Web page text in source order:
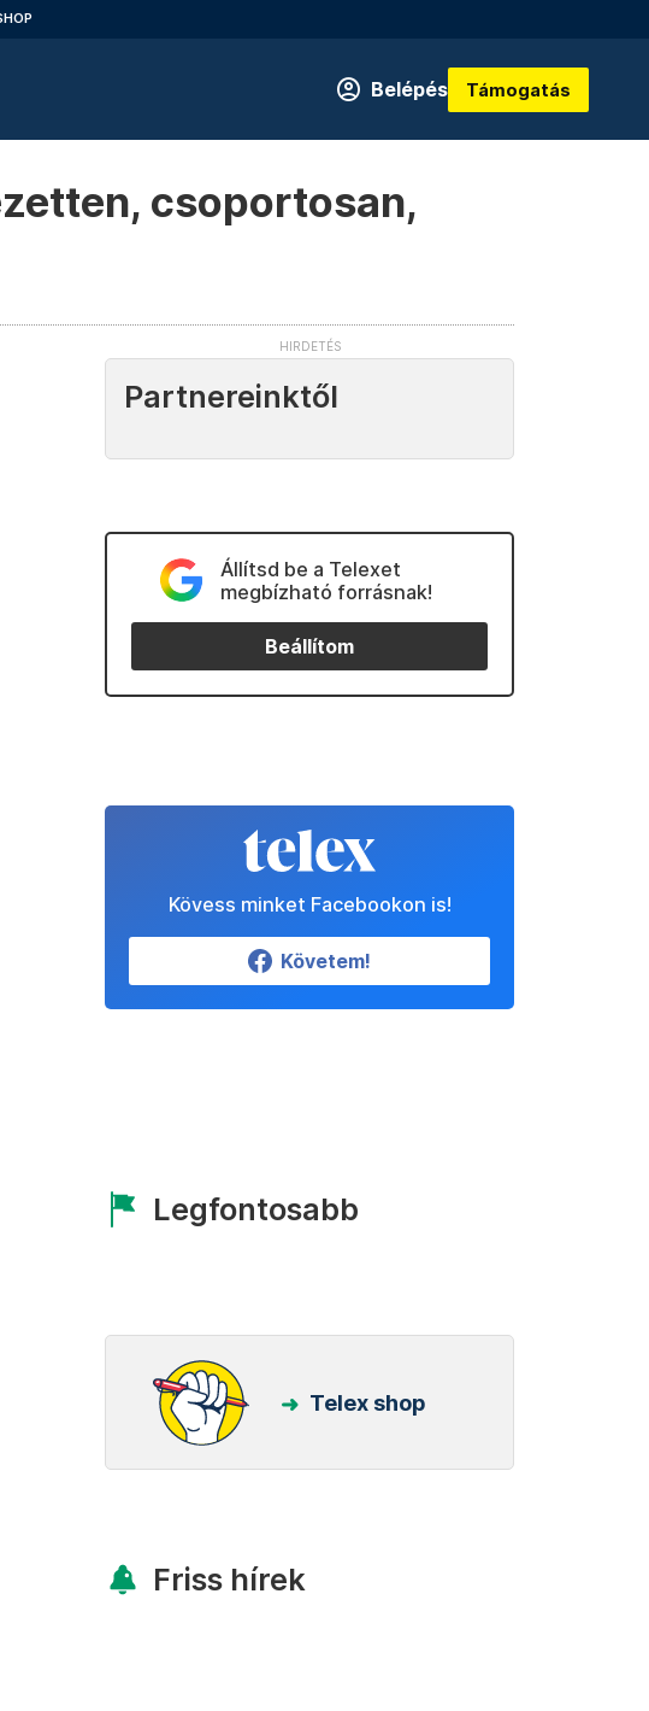
Belépés Támogatás
csoportosan,
Partnereinktől
Állítsd be a Telexet
megbízható forrásnak!
Beállítom
Kövess minket Facebookon is!
Követem!
Legfontosabb
Telex shop
Friss hírek